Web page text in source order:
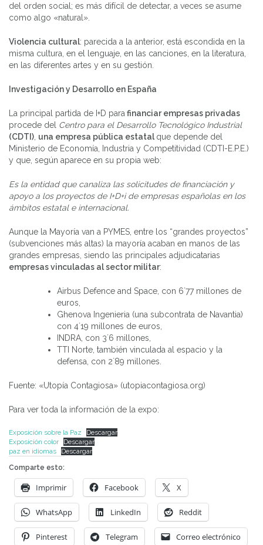
del orden social; es más difícil de detectar, a veces se asume
como algo «natural».
Violencia cultural: parecida a la anterior, está escondida en la
misma cultura, en el lenguaje, en las canciones, en la literatura,
en las diferentes artes y en su gestión.
Investigación y Desarrollo en España
La principal partida de I+D para financiar empresas privadas
procede del Centro para el Desarrollo Tecnológico Industrial
(CDTI) una empresa pública estatal que depende del
Ministerio de Economía, Industria y Competitividad (CDTI-E.P.E.)
y que, según aparece en su propia web:
Es la entidad que canaliza las solicitudes de financiación y
apoyo a los proyectos de I+D+i de empresas españolas en los
ámbitos estatal e internacional.
Aunque la Mayoría van a PYMES, entre los “grandes proyectos”
(subvenciones más altas) la mayoría acaban en manos de las
grandes empresas, siendo las principales adjudicatarias
empresas vinculadas al sector militar:
Airbus Defence and Space, con 6´77 millones de
euros,
Ghenova Ingenieria (una subcontrata de Navantia)
con 4´19 millones de euros,
INDRA, con 3´6 millones,
TTI Norte, también vinculada al espacio y la
defensa, con 2´89 millones.
Fuente: «Utopía Contagiosa» (utopiacontagiosa.org)
Para ver toda la información de la expo:
Exposición sobre la Paz
Descargar
Exposición color
Descargar
paz en idiomas
Descargar
Comparte esto:
Imprimir Facebook X
WhatsApp LinkedIn Reddit
Pinterest Telegram Correo electrónico